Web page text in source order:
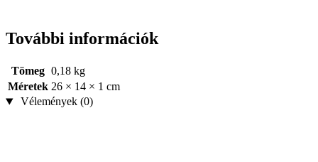
További információk
Tömeg 0,18 kg
Méretek 26 × 14 × 1 cm
Vélemények (0)